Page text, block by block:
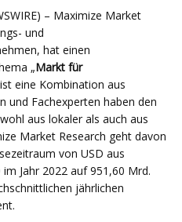
– Maximize Market
und
hat einen
„Markt für
eine Kombination aus
und Fachexperten haben den
aus lokaler als auch aus
Market Research geht davon
von USD aus
Jahr 2022 auf 951,60 Mrd.
jährlichen